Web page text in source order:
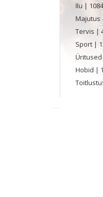
Ilu |
Majutus
Tervis |
Sport |
Üritused
Hobid |